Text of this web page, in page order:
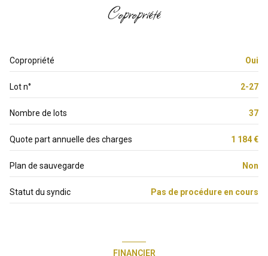
terrasse 10 m²
Copropriété
Copropriété Oui
Lot n° 2-27
Nombre de lots 37
Quote part annuelle des charges 1 184 €
Plan de sauvegarde Non
Statut du syndic Pas de procédure en cours
FINANCIER